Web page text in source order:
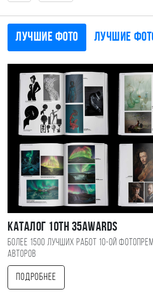
Лучшие фото Лучшие
Каталог 10TH 35AWARDS
Более 1500 лучших работ 10-ой
авторов
Подробнее